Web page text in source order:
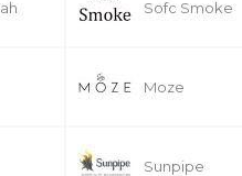
Sofc Smoke
Moze
Sunpipe